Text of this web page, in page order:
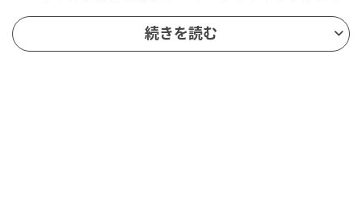
トガラ・ホスト委員会の共同委員長を務める。
1948年にスタートして以来、恒例のイベントとなって
続きを読む